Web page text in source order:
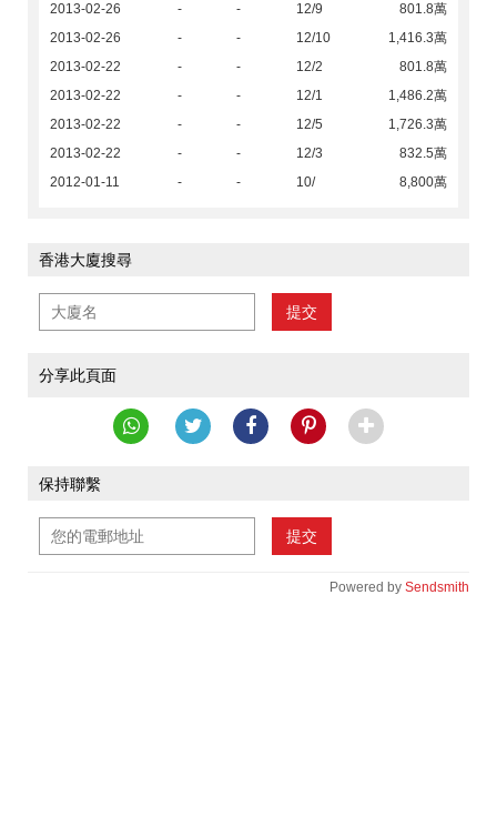
2013-02-26
- - 12/9
801.8萬
2013-02-26
- - 12/10
1,416.3萬
2013-02-22
- - 12/2
801.8萬
2013-02-22
- - 12/1
1,486.2萬
2013-02-22
- - 12/5
1,726.3萬
2013-02-22
- - 12/3
832.5萬
2012-01-11
- - 10/ 8,800萬
香港大廈搜尋
提交
分享此頁面
保持聯繫
提交
Powered by Sendsmith